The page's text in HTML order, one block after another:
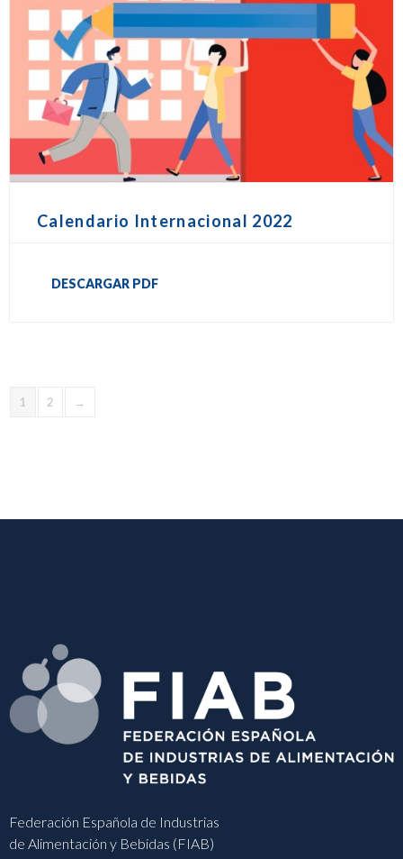
Calendario Internacional 2022
DESCARGAR PDF
1 2 →
Federación Española de Industrias
de Alimentación y Bebidas (FIAB)